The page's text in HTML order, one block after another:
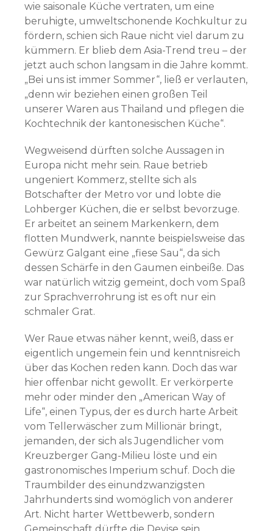
wie saisonale Küche vertraten, um eine
beruhigte, umweltschonende Kochkultur zu
fördern, schien sich Raue nicht viel darum zu
kümmern. Er blieb dem Asia-Trend treu – der
jetzt auch schon langsam in die Jahre kommt.
„Bei uns ist immer Sommer“, ließ er verlauten,
„denn wir beziehen einen großen Teil
unserer Waren aus Thailand und pflegen die
Kochtechnik der kantonesischen Küche“.
Wegweisend dürften solche Aussagen in
Europa nicht mehr sein. Raue betrieb
ungeniert Kommerz, stellte sich als
Botschafter der Metro vor und lobte die
Lohberger Küchen, die er selbst bevorzuge.
Er arbeitet an seinem Markenkern, dem
flotten Mundwerk, nannte beispielsweise das
Gewürz Galgant eine „fiese Sau“, da sich
dessen Schärfe in den Gaumen einbeiße. Das
war natürlich witzig gemeint, doch vom Spaß
zur Sprachverrohrung ist es oft nur ein
schmaler Grat.
Wer Raue etwas näher kennt, weiß, dass er
eigentlich ungemein fein und kenntnisreich
über das Kochen reden kann. Doch das war
hier offenbar nicht gewollt. Er verkörperte
mehr oder minder den „American Way of
Life“, einen Typus, der es durch harte Arbeit
vom Tellerwäscher zum Millionär bringt,
jemanden, der sich als Jugendlicher vom
Kreuzberger Gang-Milieu löste und ein
gastronomisches Imperium schuf. Doch die
Traumbilder des einundzwanzigsten
Jahrhunderts sind womöglich von anderer
Art. Nicht harter Wettbewerb, sondern